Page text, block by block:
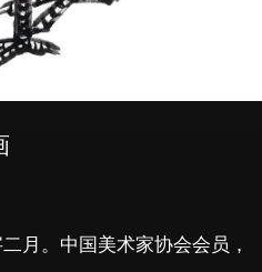
月。中国美术家协会会员，